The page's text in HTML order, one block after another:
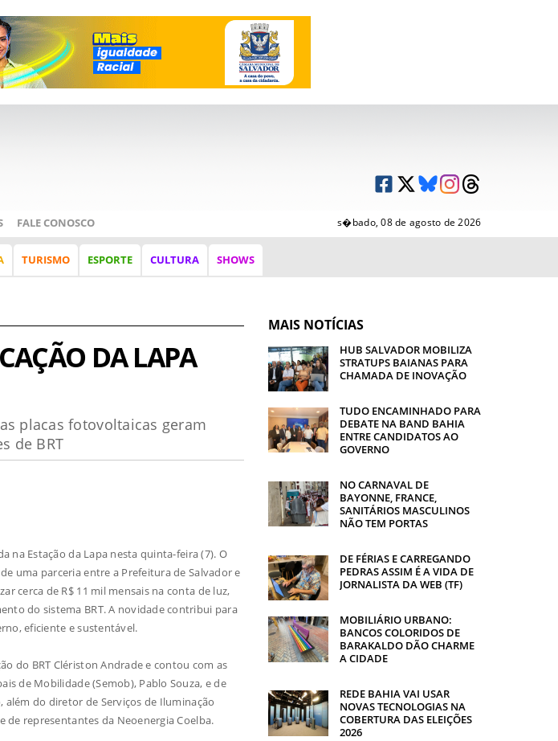
FALE CONOSCO s�bado, 08 de agosto de 2026
TURISMO ESPORTE CULTURA SHOWS
DA LAPA
placas fotovoltaicas geram
de BRT
na Estação da Lapa nesta quinta-feira (7). O
uma parceria entre a Prefeitura de Salvador e
cerca de R$ 11 mil mensais na conta de luz,
do sistema BRT. A novidade contribui para
eficiente e sustentável.
do BRT Clériston Andrade e contou com as
de Mobilidade (Semob), Pablo Souza, e de
além do diretor de Serviços de Iluminação
de representantes da Neoenergia Coelba.
MAIS NOTÍCIAS
HUB SALVADOR MOBILIZA
STRATUPS BAIANAS PARA
CHAMADA DE INOVAÇÃO
TUDO ENCAMINHADO PARA
DEBATE NA BAND BAHIA
ENTRE CANDIDATOS AO
GOVERNO
NO CARNAVAL DE
BAYONNE, FRANCE,
SANITÁRIOS MASCULINOS
NÃO TEM PORTAS
DE FÉRIAS E CARREGANDO
PEDRAS ASSIM É A VIDA DE
JORNALISTA DA WEB (TF)
MOBILIÁRIO URBANO:
BANCOS COLORIDOS DE
BARAKALDO DÃO CHARME
A CIDADE
REDE BAHIA VAI USAR
NOVAS TECNOLOGIAS NA
COBERTURA DAS ELEIÇÕES
2026